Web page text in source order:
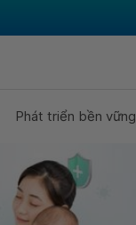
Phát triển bền vững